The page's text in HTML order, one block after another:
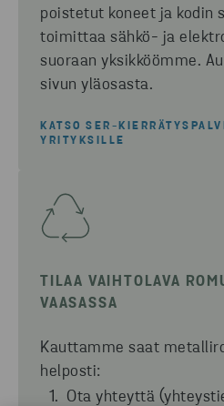
poistetut koneet ja kodin
toimittaa sähkö- ja
suoraan yksikköömme.
sivun yläosasta.
KATSO SER-
YRITYKSILLE
TILAA VAIHTOLAVA
VAASASSA
Kauttamme saat
helposti:
Ota yhteyttä